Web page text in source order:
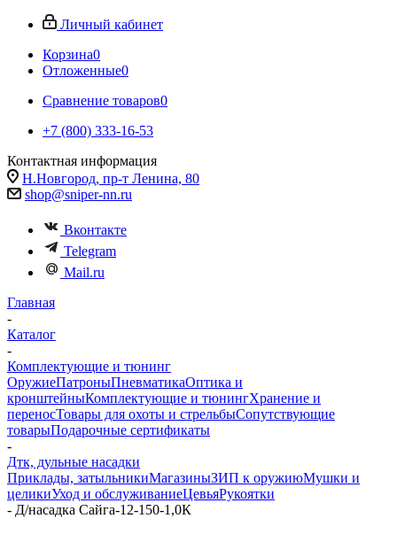
Личный кабинет
Корзина0
Отложенные0
Сравнение товаров0
+7 (800) 333-16-53
Контактная информация
Н.Новгород, пр-т Ленина, 80
shop@sniper-nn.ru
Вконтакте
Telegram
Mail.ru
Главная
-
Каталог
-
Комплектующие и тюнинг
ОружиеПатроныПневматикаОптика и
кронштейныКомплектующие и тюнингХранение и
переносТовары для охоты и стрельбыСопутствующие
товарыПодарочные сертификаты
-
Дтк, дульные насадки
Приклады, затыльникиМагазиныЗИП к оружиюМушки и
целикиУход и обслуживаниеЦевьяРукоятки
- Д/насадка Сайга-12-150-1,0К